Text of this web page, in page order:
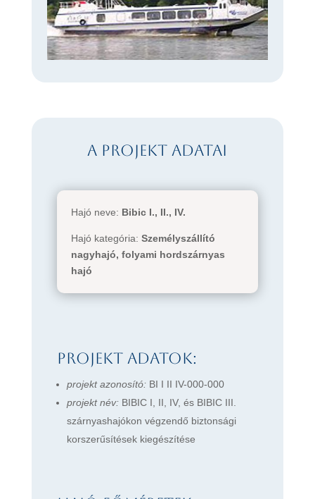
A projekt adatai
Hajó neve: Bibic I., II., IV.
Hajó kategória: Személyszállító
nagyhajó, folyami hordszárnyas
hajó
Projekt adatok:
projekt azonosító:BI I II IV-000-000
projekt név:BIBIC I, II, IV, és BIBIC III.
szárnyashajókon végzendő biztonsági
korszerűsítések kiegészítése